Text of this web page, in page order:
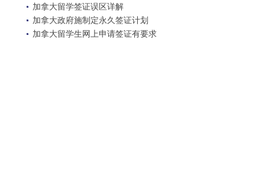
加拿大留学签证误区详解
加拿大政府施制定永久签证计划
加拿大留学生网上申请签证有要求